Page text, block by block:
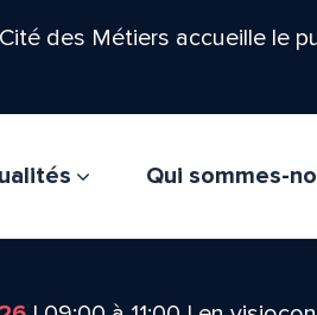
des Métiers accueille le
Qui sommes-